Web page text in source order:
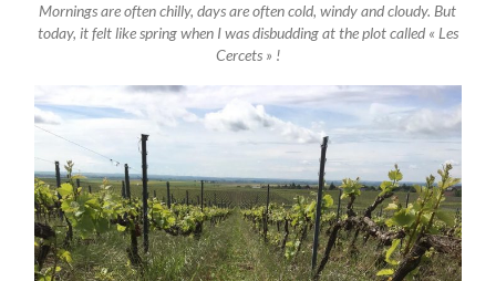
Mornings are often chilly, days are often cold, windy and cloudy. But
today, it felt like spring when I was disbudding at the plot called « Les
Cercets » !